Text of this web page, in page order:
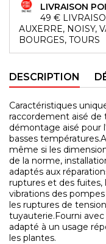
LIVRAISON
49 €
AUXERRE, NOISY,
BOURGES, TOURS
DESCRIPTION
Caractéristiques
raccordement aisé de
démontage aisé pour
basses
même si les
de la norme,
adaptés aux
ruptures et des fuites,
vibrations des
les ruptures de
tuyauterie.Fourni avec
adapté à un usage
les plantes.